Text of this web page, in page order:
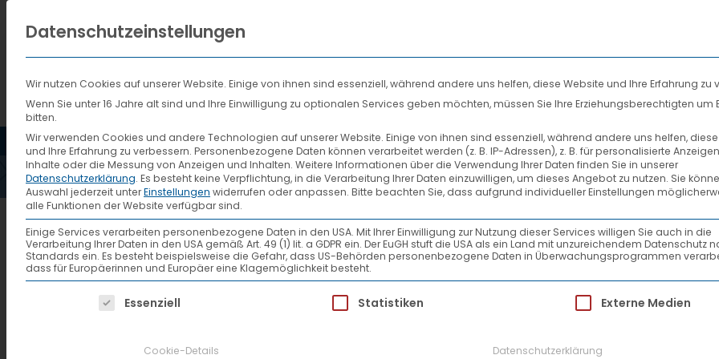
HOME AKTUELLES VTL DIENSTLEISTUNGEN SYSTEMPARTNER
VTL VERZEICHNET
Aktuelles
VTL verzeichnet Umsatzanstieg
Datenschutzeinstellungen
Wir nutzen Cookies auf unserer Website. Einige von ihnen sind essenziell, während andere uns helfen, diese Website und Ihre Erfahrung zu
Wenn Sie unter 16 Jahre alt sind und Ihre Einwilligung zu optionalen Services geben möchten, müssen Sie Ihre Erziehungsberechtigten um
bitten.
Wir verwenden Cookies und andere Technologien auf unserer Website. Einige von ihnen sind essenziell, während andere uns helfen,
und Ihre Erfahrung zu verbessern. Personenbezogene Daten können verarbeitet werden (z. B. IP-Adressen), z. B. für personalisierte
Inhalte oder die Messung von Anzeigen und Inhalten. Weitere Informationen über die Verwendung Ihrer Daten finden Sie in unserer
Datenschutzerklärung. Es besteht keine Verpflichtung, in die Verarbeitung Ihrer Daten einzuwilligen, um dieses Angebot zu nutzen. Sie
Auswahl jederzeit unterEinstellungen widerrufen oder anpassen. Bitte beachten Sie, dass aufgrund individueller Einstellungen
alle Funktionen der Website verfügbar sind.
Einige Services verarbeiten personenbezogene Daten in den USA. Mit Ihrer Einwilligung zur Nutzung dieser Services willigen Sie auch in die
Verarbeitung Ihrer Daten in den USA gemäß Art. 49 (1) lit. a GDPR ein. Der EuGH stuft die USA als ein Land mit unzureichendem Datenschutz
Standards ein. Es besteht beispielsweise die Gefahr, dass US-Behörden personenbezogene Daten in Überwachungsprogrammen
dass für Europäerinnen und Europäer eine Klagemöglichkeit besteht.
Es folgt eine Liste der Service-Gruppen, für die eine Einwilligung erteilt werden
Essenziell Statistiken Externe Medien
Cookie-Details Datenschutzerklärung